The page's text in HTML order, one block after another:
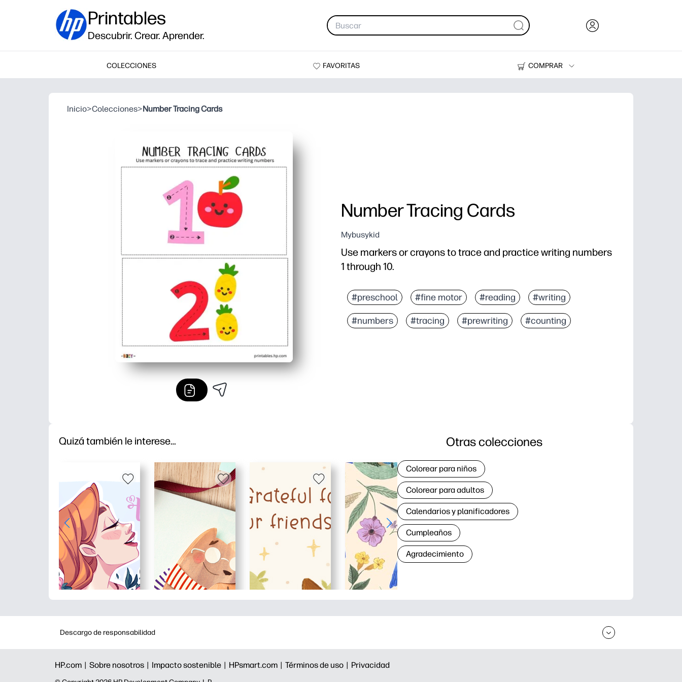
Printables
Descubrir. Crear. Aprender.
COLECCIONES FAVORITAS
COMPRAR
Impresoras
Inicio>Colecciones>Number Tracing Cards
Number Tracing Cards
Mybusykid
Use markers or crayons to trace and practice writing numbers
1 through 10.
#preschool #fine motor #reading #writing
#numbers #tracing #prewriting #counting
Quizá también le interese… Otras colecciones
Colorear para niños
Colorear para adultos
Calendarios y planificadores
Cumpleaños
Agradecimiento
Descargo de responsabilidad
HP.com | Sobre nosotros | Impacto sostenible | HPsmart.com | Términos de uso | Privacidad